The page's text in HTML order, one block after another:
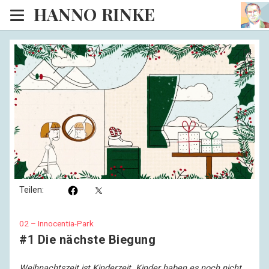
HANNO RINKE
Heim
EISINSEL
Sonntagspredigten
Lesesaal
Hörsaal
Kinosaal
Teilen:
04
12
02 – Innocentia-Park
#1 Die nächste Biegung